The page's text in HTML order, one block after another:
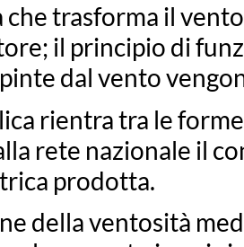
che trasforma il
il principio di
dal vento
rientra tra le
rete nazionale il
prodotta.
della ventosità